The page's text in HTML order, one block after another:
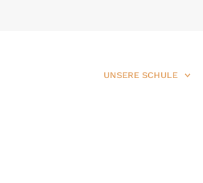
UNSERE SCHULE